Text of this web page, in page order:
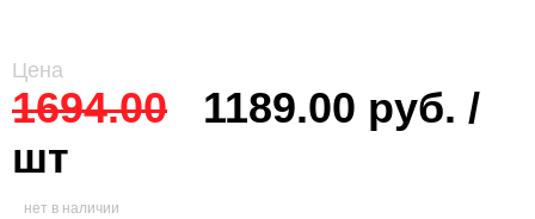
Цена
1694.00
1189.00 руб. /
шт
нет в наличии